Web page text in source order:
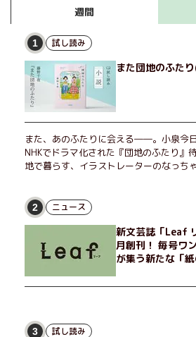
週間
1 試し読み
また団地のふた
また、あのふたりに会える――。小泉今日
NHKでドラマ化された『団地のふたり
地で暮らす、イラストレーターのなっち
げたり、部屋でふたりだけの「台湾映画
独身、幼なじみの変わらぬ友情とささや
2 ニュース
新文芸誌「Leaf
月創刊！ 毎号ワ
が集う新たな「
3 試し読み